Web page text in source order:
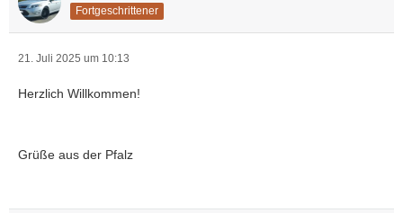
Fortgeschrittener
21. Juli 2025 um 10:13
Herzlich Willkommen!
Grüße aus der Pfalz